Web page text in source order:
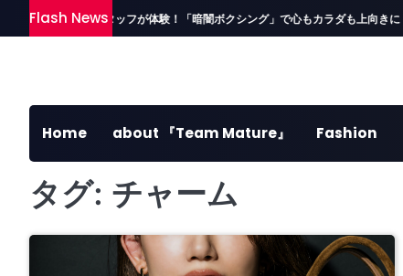
to
Flash News
報告②】読者＆スタッフが体験！「暗闇ボクシング」で心もカラダも上向きに！
Home about 『Team Mature』 Fashion
タグ: チャーム